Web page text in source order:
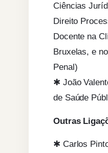
Ciências
Direito
Docente na
Bruxelas, e
Penal)
✱ João
de Saúde
Outras
✱ Carlos